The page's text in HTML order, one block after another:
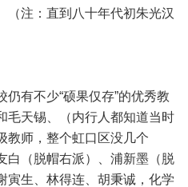
（注：直到八十年代初朱光汉
有不少“硕果仅存”的优秀教
毛天锡、（内行人都知道当时
教师，整个虹口区没几个
白（脱帽右派）、浦新墨（脱
寅生、林得连、胡秉诚，化学